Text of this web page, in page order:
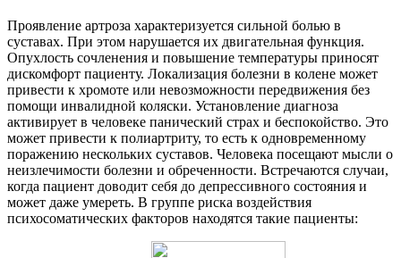
Проявление артроза характеризуется сильной болью в
суставах. При этом нарушается их двигательная функция.
Опухлость сочленения и повышение температуры приносят
дискомфорт пациенту. Локализация болезни в колене может
привести к хромоте или невозможности передвижения без
помощи инвалидной коляски. Установление диагноза
активирует в человеке панический страх и беспокойство. Это
может привести к полиартриту, то есть к одновременному
поражению нескольких суставов. Человека посещают мысли о
неизлечимости болезни и обреченности. Встречаются случаи,
когда пациент доводит себя до депрессивного состояния и
может даже умереть. В группе риска воздействия
психосоматических факторов находятся такие пациенты: